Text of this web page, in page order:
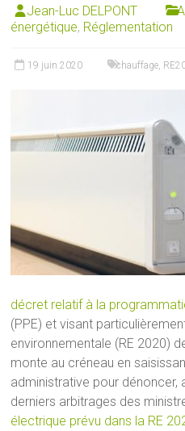
Jean-Luc DELPONT
énergétique, Réglementation
19 juin 2020 chauffage
décret relatif à la
(PPE) et visant
environnementale (RE 2020)
monte au créneau en
administrative pour dénoncer,
derniers arbitrages des
électrique prévu dans la RE